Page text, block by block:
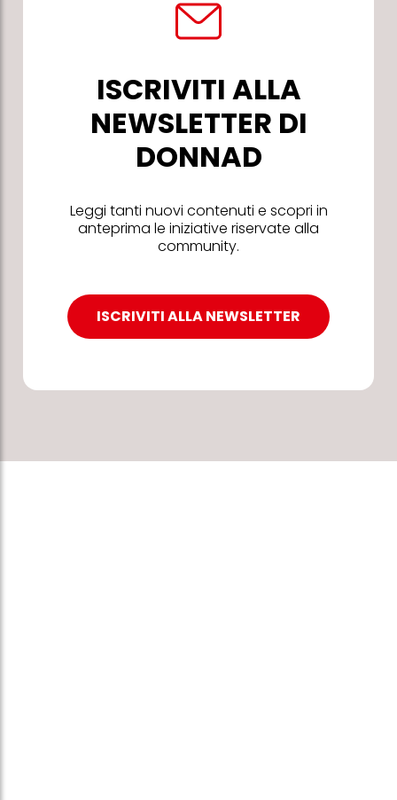
ISCRIVITI ALLA
NEWSLETTER DI
DONNAD
Leggi tanti nuovi contenuti e scopri in
anteprima le iniziative riservate alla
community.
ISCRIVITI ALLA NEWSLETTER